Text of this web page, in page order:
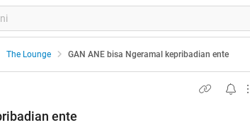
The Lounge GAN ANE bisa Ngeramal kepribadian ente
ente